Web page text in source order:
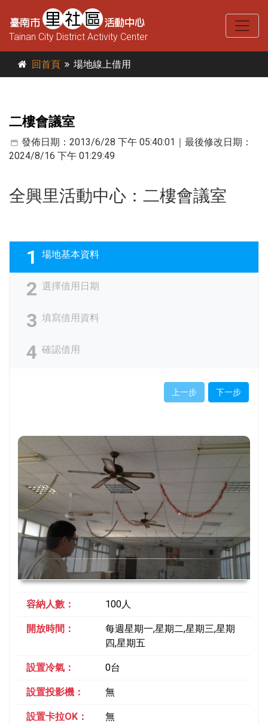
Tainan City District Activity Center
回首頁 場地線上借用
二樓會議室
發佈日期：2013/6/28 下午 05:40:01｜最後修改日期：
2024/8/16 下午 01:29:49
全興里活動中心 ：二樓會議室
1 場地基本資料
2 選擇借用日期
3 填寫借用資料
4 確認借用
上一步 下一步
容納人數： 100人
開放時間：
每週星期一,星期二,星期三,星期
四,星期五
設置冷氣： 0台
設置投影機： 無
設置卡拉OK： 無